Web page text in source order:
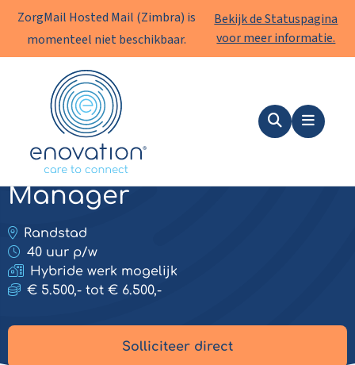
ZorgMail Hosted Mail (Zimbra) is
momenteel niet beschikbaar.
Bekijk de Statuspagina
voor meer informatie.
Enovation
ZoekenMenu
Business Development
Manager
Randstad
40 uur p/w
Hybride werk mogelijk
€ 5.500,- tot € 6.500,-
Solliciteer direct